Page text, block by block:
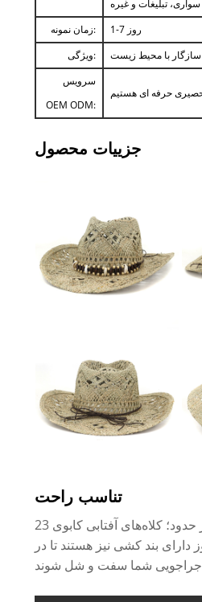
تبلیغات و غیره
زمان نمونه:
1-7 روز
ویژگی:
سازگار با محیط زیست
سرویس
OEM ODM:
حصیری حرفه ای هستیم
جزییات محصول
تناسب راحت
23 اینچ (58 سانتی متر) در حدود؛ کلاه‌های آفتابی کابوی
بند کشی نیز هستند تا در